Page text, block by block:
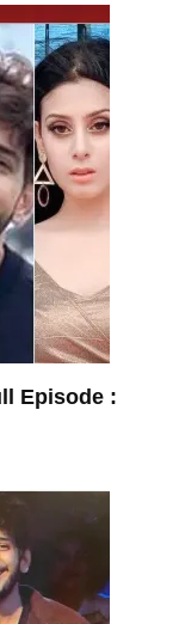
Episode :